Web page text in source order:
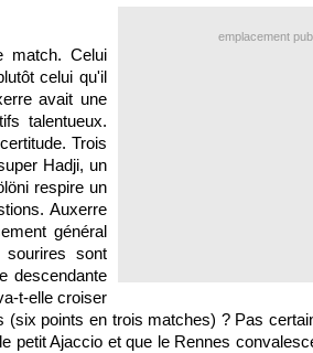
emplacement
match. Celui
celui qu'il
avait une
talentueux.
Trois
Hadji, un
respire un
Auxerre
général
sont
descendante
t-elle croiser
(six points en trois matches) ? Pas
petitAjaccio et que le Rennes